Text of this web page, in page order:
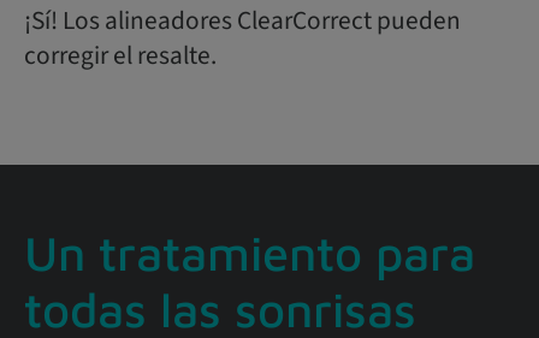
¡Sí! Los alineadores ClearCorrect pueden
corregir el resalte.
Un tratamiento para
todas las sonrisas